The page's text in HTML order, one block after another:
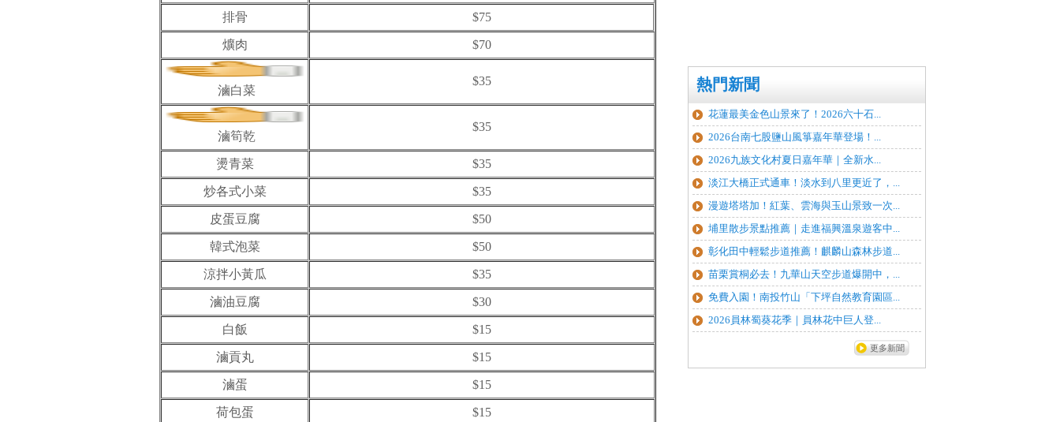
熱門新聞
花蓮最美金色山景來了！2026六十石...
2026台南七股鹽山風箏嘉年華登場！...
2026九族文化村夏日嘉年華｜全新水...
淡江大橋正式通車！淡水到八里更近了，...
漫遊塔塔加！紅葉、雲海與玉山景致一次...
埔里散步景點推薦｜走進福興溫泉遊客中...
彰化田中輕鬆步道推薦！麒麟山森林步道...
苗栗賞桐必去！九華山天空步道爆開中，...
免費入園！南投竹山「下坪自然教育園區...
2026員林蜀葵花季｜員林花中巨人登...
更多新聞
排骨 $75
爌肉 $70
滷白菜
$35
滷筍乾
$35
燙青菜 $35
炒各式小菜 $35
皮蛋豆腐 $50
韓式泡菜 $50
涼拌小黃瓜 $35
滷油豆腐 $30
白飯 $15
滷貢丸 $15
滷蛋 $15
荷包蛋 $15